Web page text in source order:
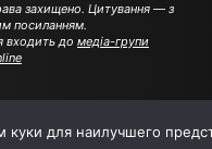
захищено. Цитування — з
посиланням.
входить до медіа-групи
для наилучшего